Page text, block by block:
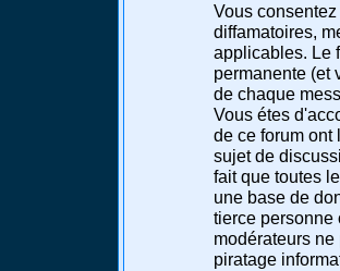
Vous
diffamatoires,
applicables. Le
permanente (et
de chaque
Vous étes
de ce forum ont
sujet de
fait que toutes
une base de
tierce personne
modérateurs
piratage